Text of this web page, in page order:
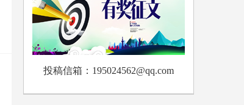
投稿信箱：195024562@qq.com